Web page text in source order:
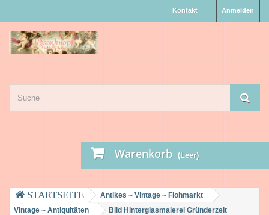
Anmelden
Kontakt
Warenkorb (Leer)
Antikes ~ Vintage ~ Flohmarkt
Vintage ~ Antiquitäten
Bild Hinterglasmalerei Gründerzeit